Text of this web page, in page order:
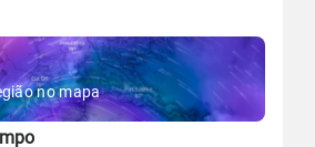
no mapa